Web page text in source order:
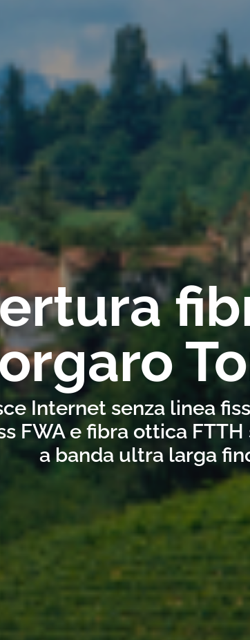
Internet senza linea
FWA e fibra ottica
a banda ultra larga